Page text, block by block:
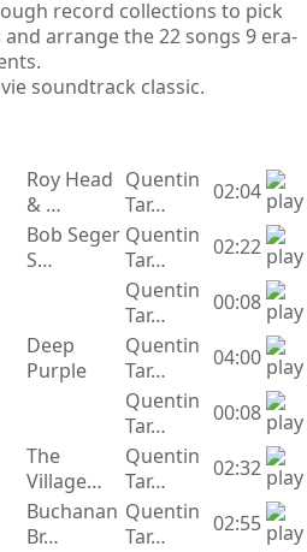
record collections to pick
arrange the 22 songs 9 era-
soundtrack classic.
Roy Head
& …
Quentin
Tar…
02:04
Bob Seger
S…
Quentin
Tar…
02:22
Quentin
Tar…
00:08
Deep
Purple
Quentin
Tar…
04:00
Quentin
Tar…
00:08
The
Village…
Quentin
Tar…
02:32
Buchanan
Br…
Quentin
Tar…
02:55